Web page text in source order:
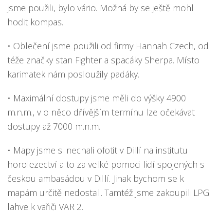
jsme použili, bylo vário. Možná by se ještě mohl
hodit kompas.
• Oblečení jsme použili od firmy Hannah Czech, od
téže značky stan Fighter a spacáky Sherpa. Místo
karimatek nám posloužily padáky.
• Maximální dostupy jsme měli do výšky 4900
m.n.m., v o něco dřívějším termínu lze očekávat
dostupy až 7000 m.n.m.
• Mapy jsme si nechali ofotit v Dillí na institutu
horolezectví a to za velké pomoci lidí spojených s
českou ambasádou v Dillí. Jinak bychom se k
mapám určitě nedostali. Tamtéž jsme zakoupili LPG
lahve k vařiči VAR 2.